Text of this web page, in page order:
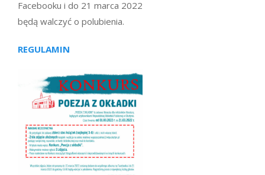
Facebooku i do 21 marca 2022
będą walczyć o polubienia.
REGULAMIN